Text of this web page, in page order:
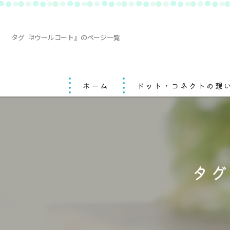
タグ『#ウールコート』のページ一覧
ホーム ドット・コネクトの想
タ